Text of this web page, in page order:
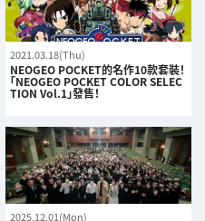
2021.03.18(Thu)
NEOGEO POCKET的名作10款套裝！
「NEOGEO POCKET COLOR SELEC
TION Vol.1」發售！
2025.12.01(Mon)